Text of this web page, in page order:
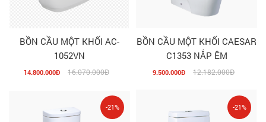
BỒN CẦU MỘT KHỐI AC-
1052VN
14.800.000Đ 16.070.000Đ
BỒN CẦU MỘT KHỐI CAESAR
C1353 NẮP ÊM
9.500.000Đ 12.182.000Đ
-21% -21%